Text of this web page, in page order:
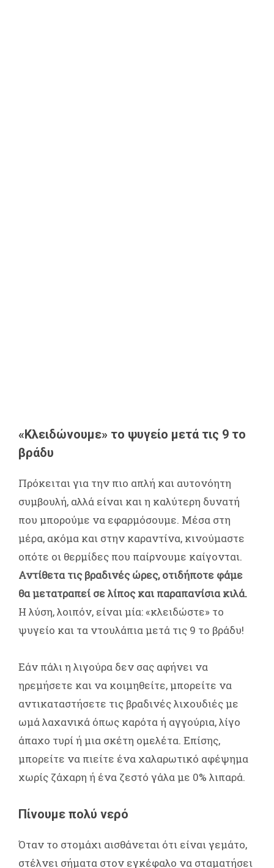
«Κλειδώνουμε» το ψυγείο μετά τις 9 το
βράδυ
Πρόκειται για την πιο απλή και αυτονόητη
συμβουλή, αλλά είναι και η καλύτερη δυνατή
που μπορούμε να εφαρμόσουμε. Μέσα στη
μέρα, ακόμα και στην καραντίνα, κινούμαστε
οπότε οι θερμίδες που παίρνουμε καίγονται.
Αντίθετα τις βραδινές ώρες, οτιδήποτε φάμε
θα μετατραπεί σε λίπος και παραπανίσια κιλά.
Η λύση, λοιπόν, είναι μία: «κλειδώστε» το
ψυγείο και τα ντουλάπια μετά τις 9 το βράδυ!
Εάν πάλι η λιγούρα δεν σας αφήνει να
ηρεμήσετε και να κοιμηθείτε, μπορείτε να
αντικαταστήσετε τις βραδινές λιχουδιές με
ωμά λαχανικά όπως καρότα ή αγγούρια, λίγο
άπαχο τυρί ή μια σκέτη ομελέτα. Επίσης,
μπορείτε να πιείτε ένα χαλαρωτικό αφέψημα
χωρίς ζάχαρη ή ένα ζεστό γάλα με 0% λιπαρά.
Πίνουμε πολύ νερό
Όταν το στομάχι αισθάνεται ότι είναι γεμάτο,
στέλνει σήματα στον εγκέφαλο να σταματήσει